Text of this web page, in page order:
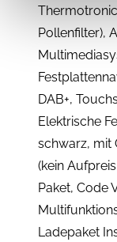
Pollenfilter),
DAB+,
Elektrische
schwarz, mit
(kein
Paket, Code
Ladepaket